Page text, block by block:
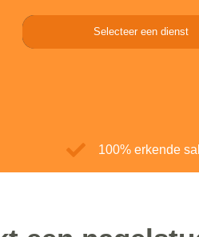
Selecteer een dienst
100% erkende